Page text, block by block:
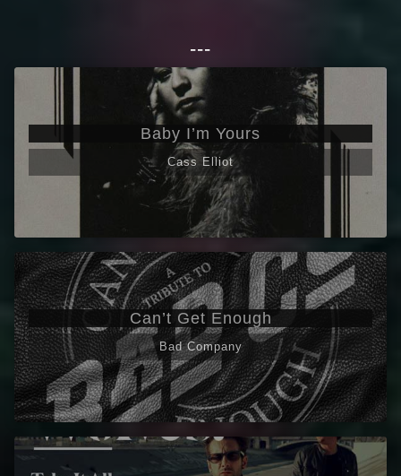
---
Baby I’m Yours
Cass Elliot
Can’t Get Enough
Bad Company